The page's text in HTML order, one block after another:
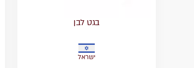
בגט לבן
ישראל